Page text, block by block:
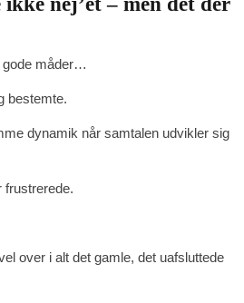
gode måder…
bestemte.
dynamik når samtalen udvikler sig
frustrerede.
over i alt det gamle, det uafsluttede